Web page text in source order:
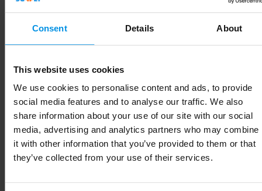
Consent Details About
This website uses cookies
We use cookies to personalise content and ads, to provide
social media features and to analyse our traffic. We also
share information about your use of our site with our social
media, advertising and analytics partners who may combine
it with other information that you’ve provided to them or that
they’ve collected from your use of their services.
Gewicht 4 g
EAN-code
Kleur Wit
Breedte 7 cm
Lengte 5.15 cm